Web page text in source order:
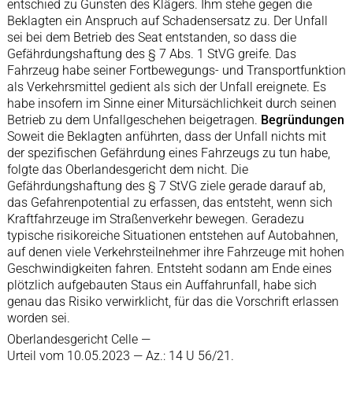
entschied zu Gunsten des Klägers. Ihm stehe gegen die
Beklagten ein Anspruch auf Schadensersatz zu. Der Unfall
sei bei dem Betrieb des Seat entstanden, so dass die
Gefährdungshaftung des § 7 Abs. 1 StVG greife. Das
Fahrzeug habe seiner Fortbewegungs- und Transportfunktion
als Verkehrsmittel gedient als sich der Unfall ereignete. Es
habe insofern im Sinne einer Mitursächlichkeit durch seinen
Betrieb zu dem Unfallgeschehen beigetragen. Begründungen
Soweit die Beklagten anführten, dass der Unfall nichts mit
der spezifischen Gefährdung eines Fahrzeugs zu tun habe,
folgte das Oberlandesgericht dem nicht. Die
Gefährdungshaftung des § 7 StVG ziele gerade darauf ab,
das Gefahrenpotential zu erfassen, das entsteht, wenn sich
Kraftfahrzeuge im Straßenverkehr bewegen. Geradezu
typische risikoreiche Situationen entstehen auf Autobahnen,
auf denen viele Verkehrsteilnehmer ihre Fahrzeuge mit hohen
Geschwindigkeiten fahren. Entsteht sodann am Ende eines
plötzlich aufgebauten Staus ein Auffahrunfall, habe sich
genau das Risiko verwirklicht, für das die Vorschrift erlassen
worden sei.
Oberlandesgericht Celle —
Urteil vom 10.05.2023 — Az.: 14 U 56/21.